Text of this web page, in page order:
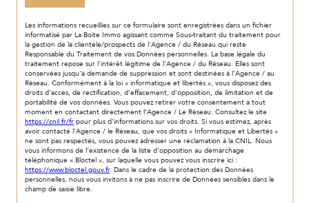
Les informations recueillies sur ce formulaire sont enregistrées dans un fichier
informatisé par La Boite Immo agissant comme Sous-traitant du traitement pour
la gestion de la clientèle/prospects de l'Agence / du Réseau qui reste
Responsable du Traitement de vos Données personnelles. La base légale du
traitement repose sur l'intérêt légitime de l'Agence / du Réseau. Elles sont
conservées jusqu'à demande de suppression et sont destinées à l'Agence / au
Réseau. Conformément à la loi « informatique et libertés », vous disposez des
droits d’accès, de rectification, d’effacement, d’opposition, de limitation et de
portabilité de vos données. Vous pouvez retirer votre consentement à tout
moment en contactant directement l’Agence / Le Réseau. Consultez le site
https://cnil.fr/fr pour plus d’informations sur vos droits. Si vous estimez, après
avoir contacté l'Agence / le Réseau, que vos droits « Informatique et Libertés »
ne sont pas respectés, vous pouvez adresser une réclamation à la CNIL. Nous
vous informons de l’existence de la liste d'opposition au démarchage
téléphonique « Bloctel », sur laquelle vous pouvez vous inscrire ici :
https://www.bloctel.gouv.fr. Dans le cadre de la protection des Données
personnelles, nous vous invitons à ne pas inscrire de Données sensibles dans le
champ de saisie libre.